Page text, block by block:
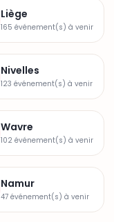
Liège
165 événement(s) à venir
Nivelles
123 événement(s) à venir
Wavre
102 événement(s) à venir
Namur
47 événement(s) à venir